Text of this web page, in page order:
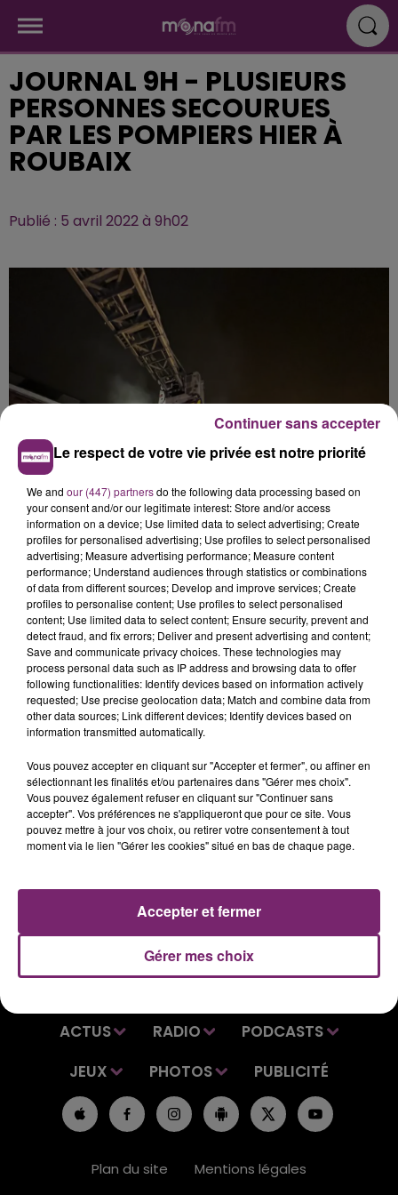
JOURNAL 9H - PLUSIEURS
PERSONNES SECOURUES
PAR LES POMPIERS HIER À
ROUBAIX
Publié : 5 avril 2022 à 9h02
ACTUS RADIO
PODCASTS
JEUX
PHOTOS PUBLICITÉ
Plan du site Mentions légales
Le respect de votre vie privée est notre priorité
We and our (447) partnersdo the following data processing based on
your consent and/or our legitimate interest: Store and/or access
information on a device; Use limited data to select advertising; Create
profiles for personalised advertising; Use profiles to select personalised
advertising; Measure advertising performance; Measure content
performance; Understand audiences through statistics or combinations
of data from different sources; Develop and improve services; Create
profiles to personalise content; Use profiles to select personalised
content; Use limited data to select content; Ensure security, prevent and
detect fraud, and fix errors; Deliver and present advertising and content;
Save and communicate privacy choices. These technologies may
process personal data such as IP address and browsing data to offer
following functionalities: Identify devices based on information actively
requested; Use precise geolocation data; Match and combine data from
other data sources; Link different devices; Identify devices based on
information transmitted automatically.
Vous pouvez accepter en cliquant sur "Accepter et fermer", ou affiner en
sélectionnant les finalités et/ou partenaires dans "Gérer mes choix".
Vous pouvez également refuser en cliquant sur "Continuer sans
accepter". Vos préférences ne s'appliqueront que pour ce site. Vous
pouvez mettre à jour vos choix, ou retirer votre consentement à tout
moment via le lien "Gérer les cookies" situé en bas de chaque page.
Gérer mes choix
Accepter et fermer
Continuer sans accepter